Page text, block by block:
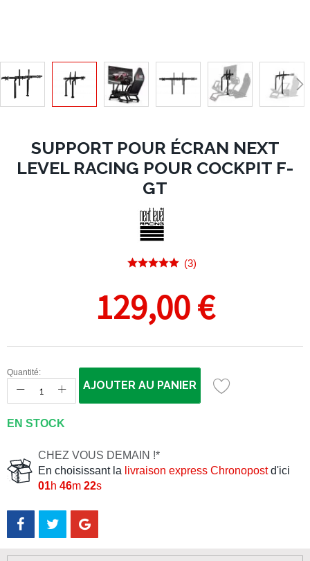
SUPPORT POUR ÉCRAN NEXT
LEVEL RACING POUR COCKPIT F-
GT
(3)
129,00 €
Quantité:
AJOUTER AU PANIER
EN STOCK
CHEZ VOUS DEMAIN !*
En choisissant la livraison express Chronopostd'ici
01h 46m 22s